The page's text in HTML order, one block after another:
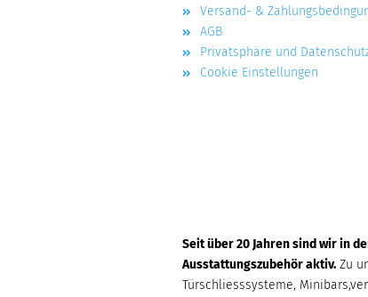
Versand- &
AGB
Privatsphäre und
Cookie Einstellungen
Seit über 20 Jahren sind wir in
Ausstattungszubehör aktiv. Zu
Türschliesssysteme,